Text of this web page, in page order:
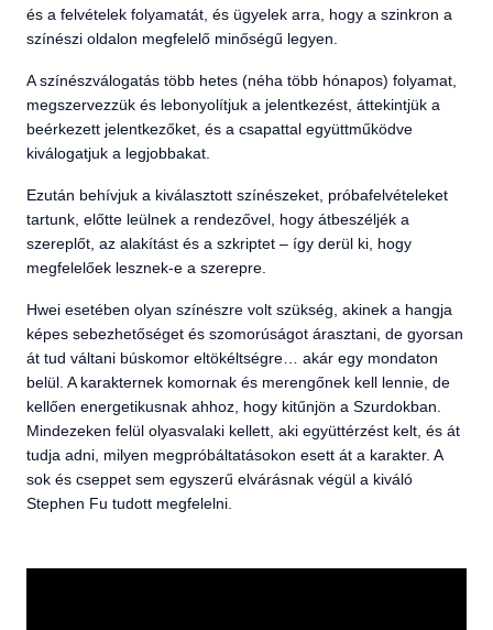
és a felvételek folyamatát, és ügyelek arra, hogy a szinkron a
színészi oldalon megfelelő minőségű legyen.
A színészválogatás több hetes (néha több hónapos) folyamat,
megszervezzük és lebonyolítjuk a jelentkezést, áttekintjük a
beérkezett jelentkezőket, és a csapattal együttműködve
kiválogatjuk a legjobbakat.
Ezután behívjuk a kiválasztott színészeket, próbafelvételeket
tartunk, előtte leülnek a rendezővel, hogy átbeszéljék a
szereplőt, az alakítást és a szkriptet – így derül ki, hogy
megfelelőek lesznek-e a szerepre.
Hwei esetében olyan színészre volt szükség, akinek a hangja
képes sebezhetőséget és szomorúságot árasztani, de gyorsan
át tud váltani búskomor eltökéltségre… akár egy mondaton
belül. A karakternek komornak és merengőnek kell lennie, de
kellően energetikusnak ahhoz, hogy kitűnjön a Szurdokban.
Mindezeken felül olyasvalaki kellett, aki együttérzést kelt, és át
tudja adni, milyen megpróbáltatásokon esett át a karakter. A
sok és cseppet sem egyszerű elvárásnak végül a kiváló
Stephen Fu tudott megfelelni.